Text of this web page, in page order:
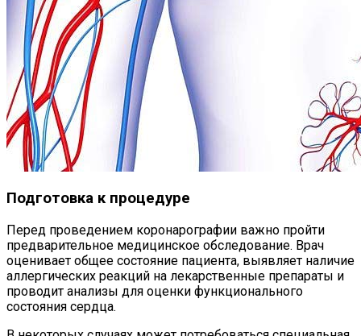
Подготовка к процедуре
Перед проведением коронарографии важно пройти
предварительное медицинское обследование. Врач
оценивает общее состояние пациента, выявляет наличие
аллергических реакций на лекарственные препараты и
проводит анализы для оценки функционального
состояния сердца.